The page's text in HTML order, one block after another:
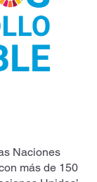
Naciones
más de 150